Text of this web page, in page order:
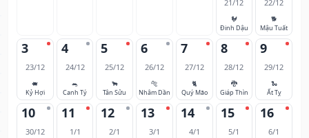
21/12
🐓
Đinh Dậu
22/12
🐕
Mậu Tuất
3
23/12
🐖
Kỷ Hợi
4
24/12
🐀
Canh Tý
5
25/12
🐂
Tân Sửu
6
26/12
🐅
Nhâm Dần
7
27/12
🐈
Quý Mão
8
28/12
🐉
Giáp Thìn
9
29/12
🐍
Ất Tỵ
10
30/12
11
1/1
12
2/1
13
3/1
14
4/1
15
5/1
16
6/1